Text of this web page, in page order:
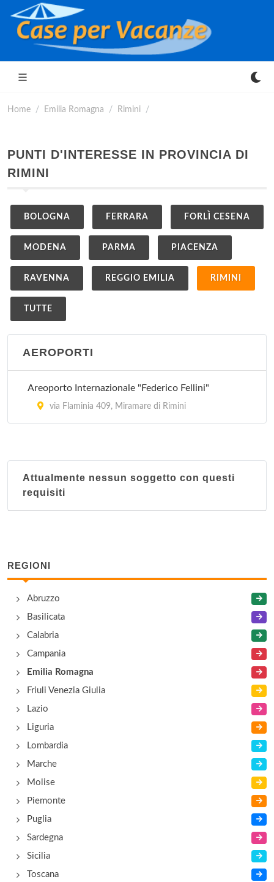
Home Emilia Romagna Rimini
PUNTI D'INTERESSE IN PROVINCIA DI
RIMINI
BOLOGNA FERRARA FORLÌ CESENA
MODENA PARMA PIACENZA
RAVENNA REGGIO EMILIA RIMINI
TUTTE
AEROPORTI
Areoporto Internazionale "Federico Fellini"
via Flaminia 409, Miramare di Rimini
Attualmente nessun soggetto con questi
requisiti
REGIONI
Abruzzo
Basilicata
Calabria
Campania
Emilia Romagna
Friuli Venezia Giulia
Lazio
Liguria
Lombardia
Marche
Molise
Piemonte
Puglia
Sardegna
Sicilia
Toscana